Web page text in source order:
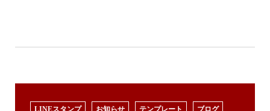
LINEスタンプ お知らせ テンプレート ブログ